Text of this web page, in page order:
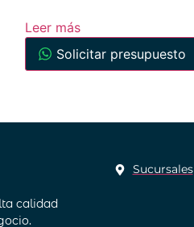
Leer más
Solicitar presupuesto
calidad
Sucursales